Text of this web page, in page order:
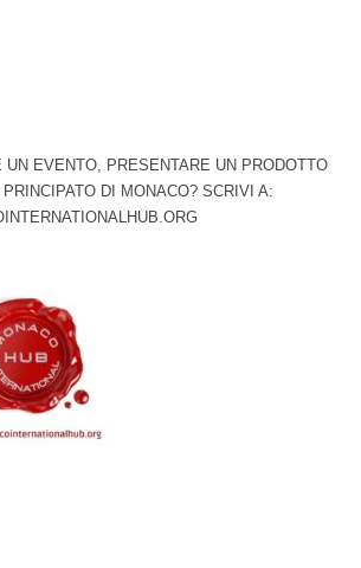
EVENTO, PRESENTARE UN PRODOTTO
DI MONACO? SCRIVI A: